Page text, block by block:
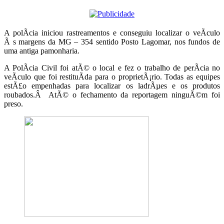
A polÃ­cia iniciou rastreamentos e conseguiu localizar o veÃ­culo
Ã s margens da MG – 354 sentido Posto Lagomar, nos fundos de
uma antiga pamonharia.
A PolÃ­cia Civil foi atÃ© o local e fez o trabalho de perÃ­cia no
veÃ­culo que foi restituÃ­da para o proprietÃ¡rio. Todas as equipes
estÃ£o empenhadas para localizar os ladrÃµes e os produtos
roubados.Â AtÃ© o fechamento da reportagem ninguÃ©m foi
preso.